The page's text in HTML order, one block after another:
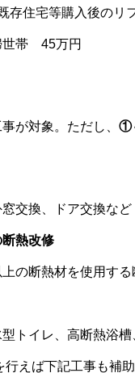
存住宅等購入後のリ
世帯 45万円
が対象。ただし、 ①
交換、ドア交換など
熱改修
の断熱材を使用する
トイレ、高断熱浴
えば下記工事も補助